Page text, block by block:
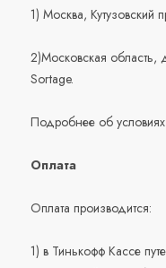
1) Москва, Кутузовский
2)Московская область,
Sortage.
Подробнее об
Оплата
Оплата производится:
1) в Тинькофф Кассе